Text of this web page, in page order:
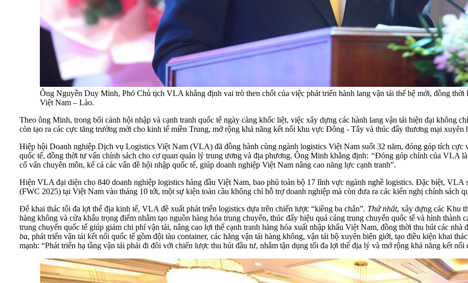
Ông Nguyễn Duy Minh, Phó Chủ tịch VLA khẳng định vai trò then chốt của việc phát triển hành lang vận tải thế hệ mới, đồng
Việt Nam – Lào.
Theo ông Minh, trong bối cảnh hội nhập và cạnh tranh quốc tế ngày càng khốc liệt, việc xây dựng các hành lang vận tải hiện đại không
còn tạo ra các cực tăng trưởng mới cho kinh tế miền Trung, mở rộng khả năng kết nối khu vực Đông - Tây và thúc đẩy thương mại xuyên
Hiệp hội Doanh nghiệp Dịch vụ Logistics Việt Nam (VLA) đã đồng hành cùng ngành logistics Việt Nam suốt 32 năm, đóng góp tích cực
quốc tế, đồng thời tư vấn chính sách cho cơ quan quản lý trung ương và địa phương. Ông Minh khẳng định: “Đóng góp chính của VLA là
cố vấn chuyên môn, kể cả các vấn đề hội nhập quốc tế, giúp doanh nghiệp Việt Nam nâng cao năng lực cạnh tranh”.
Hiện VLA đại diện cho 840 doanh nghiệp logistics hàng đầu Việt Nam, bao phủ toàn bộ 17 lĩnh vực ngành nghề logistics. Đặc biệt,
(FWC 2025) tại Việt Nam vào tháng 10 tới, một sự kiện toàn cầu không chỉ hỗ trợ doanh nghiệp mà còn đưa ra các kiến nghị chính sách
Để khai thác tối đa lợi thế địa kinh tế, VLA đề xuất phát triển logistics dựa trên chiến lược “kiềng ba chân”. Thứ nhất, xây dựng các Khu
hàng không và cửa khẩu trọng điểm nhằm tạo nguồn hàng hóa trung chuyển, thúc đẩy hiệu quả cảng trung chuyển quốc tế và hình thành
trung chuyển quốc tế giúp giảm chi phí vận tải, nâng cao lợi thế cạnh tranh hàng hóa xuất nhập khẩu Việt Nam, đồng thời thu hút các nhà
ba, phát triển vận tải kết nối quốc tế gồm đội tàu container, các hãng vận tải hàng không, vận tải bộ xuyên biên giới, tạo điều kiện khai
mạnh: “Phát triển hạ tầng vận tải phải đi đôi với chiến lược thu hút đầu tư, nhằm tận dụng tối đa lợi thế địa lý và mở rộng khả năng kết nối